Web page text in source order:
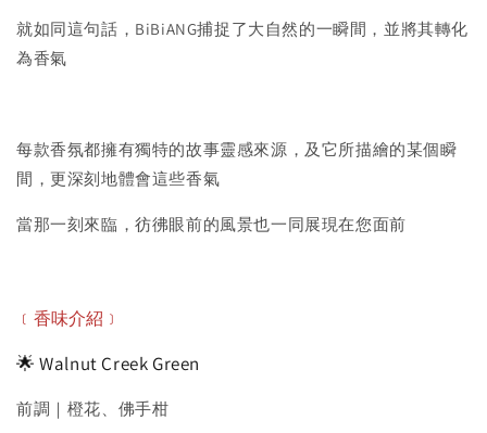
就如同這句話，BiBiANG捕捉了大自然的一瞬間，並將其轉化
為香氣
每款香氛都擁有獨特的故事靈感來源，及它所描繪的某個瞬
間，更深刻地體會這些香氣
當那一刻來臨，彷彿眼前的風景也一同展現在您面前
﹝香味介紹 ﹞
🌟 Walnut Creek Green
前調｜橙花、佛手柑